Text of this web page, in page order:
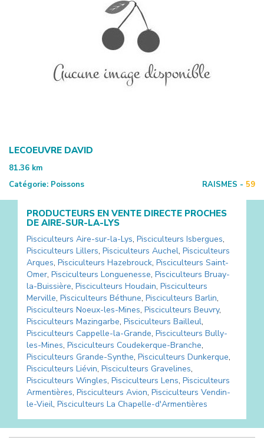
LECOEUVRE DAVID
81.36 km
Catégorie: Poissons RAISMES - 59
PRODUCTEURS EN VENTE DIRECTE PROCHES
DE AIRE-SUR-LA-LYS
Pisciculteurs Aire-sur-la-Lys, Pisciculteurs Isbergues,
Pisciculteurs Lillers, Pisciculteurs Auchel, Pisciculteurs
Arques, Pisciculteurs Hazebrouck, Pisciculteurs Saint-
Omer, Pisciculteurs Longuenesse, Pisciculteurs Bruay-
la-Buissière, Pisciculteurs Houdain, Pisciculteurs
Merville, Pisciculteurs Béthune, Pisciculteurs Barlin,
Pisciculteurs Noeux-les-Mines, Pisciculteurs Beuvry,
Pisciculteurs Mazingarbe, Pisciculteurs Bailleul,
Pisciculteurs Cappelle-la-Grande, Pisciculteurs Bully-
les-Mines, Pisciculteurs Coudekerque-Branche,
Pisciculteurs Grande-Synthe, Pisciculteurs Dunkerque,
Pisciculteurs Liévin, Pisciculteurs Gravelines,
Pisciculteurs Wingles, Pisciculteurs Lens, Pisciculteurs
Armentières, Pisciculteurs Avion, Pisciculteurs Vendin-
le-Vieil, Pisciculteurs La Chapelle-d'Armentières